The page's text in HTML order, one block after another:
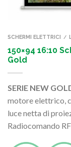
SCHERMI ELETTRICI /
150×94 16:10
Gold
SERIE NEW
motore elettrico,
luce netta di
Radiocomando